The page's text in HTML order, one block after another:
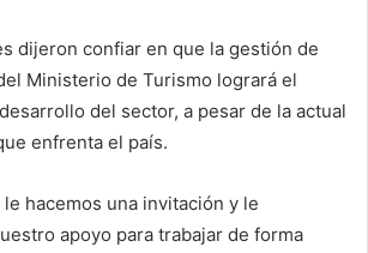
dijeron confiar en que la gestión de
Ministerio de Turismo logrará el
del sector, a pesar de la actual
enfrenta el país.
hacemos una invitación y le
apoyo para trabajar de forma